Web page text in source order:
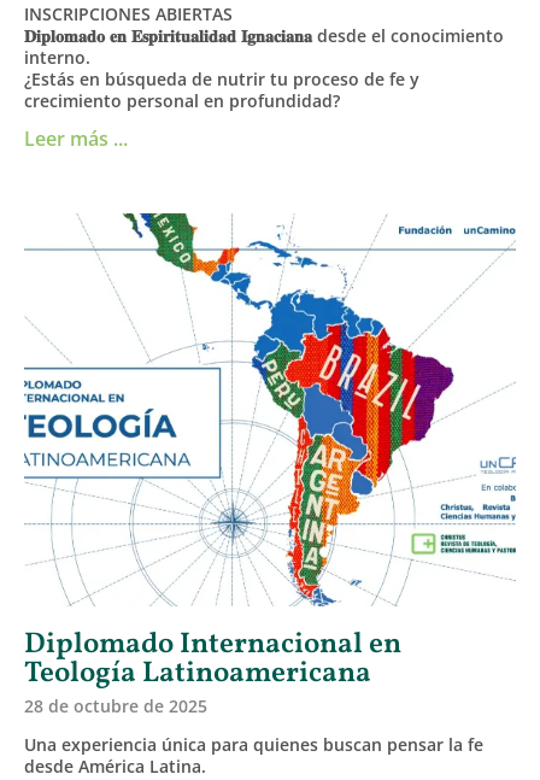
INSCRIPCIONES ABIERTAS
𝐃𝐢𝐩𝐥𝐨𝐦𝐚𝐝𝐨 𝐞𝐧 𝐄𝐬𝐩𝐢𝐫𝐢𝐭𝐮𝐚𝐥𝐢𝐝𝐚𝐝 𝐈𝐠𝐧𝐚𝐜𝐢𝐚𝐧𝐚 desde el conocimiento
interno.
¿Estás en búsqueda de nutrir tu proceso de fe y
crecimiento personal en profundidad?
Leer más ...
Diplomado Internacional en
Teología Latinoamericana
28 de octubre de 2025
Una experiencia única para quienes buscan pensar la fe
desde América Latina.